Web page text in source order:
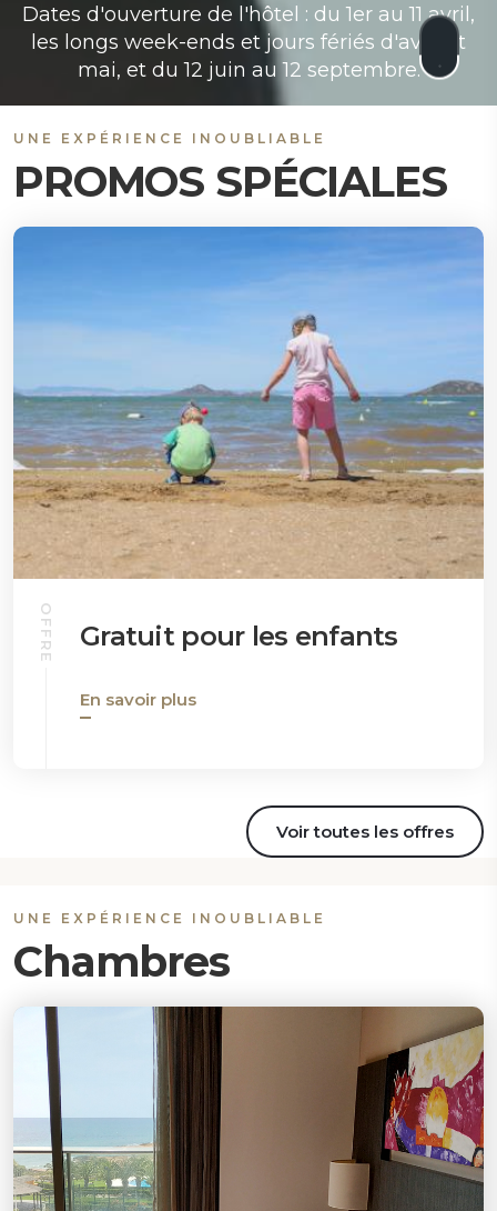
Dates d'ouverture de l'hôtel : du 1er au 11 avril,
les longs week-ends et jours fériés d'avril et
mai, et du 12 juin au 12 septembre.
UNE EXPÉRIENCE INOUBLIABLE
PROMOS SPÉCIALES
OFFRE Gratuit pour les enfants
En savoir plus
Voir toutes les offres
UNE EXPÉRIENCE INOUBLIABLE
Chambres